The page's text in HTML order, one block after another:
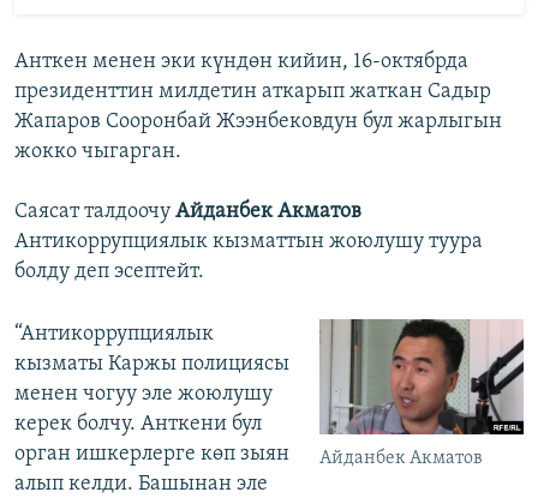
Анткен менен эки күндөн кийин, 16-октябрда
президенттин милдетин аткарып жаткан Садыр
Жапаров Сооронбай Жээнбековдун бул жарлыгын
жокко чыгарган.
Саясат талдоочу Айданбек Акматов
Антикоррупциялык кызматтын жоюлушу туура
болду деп эсептейт.
Айданбек Акматов
“Антикоррупциялык
кызматы Каржы полициясы
менен чогуу эле жоюлушу
керек болчу. Анткени бул
орган ишкерлерге көп зыян
алып келди. Башынан эле